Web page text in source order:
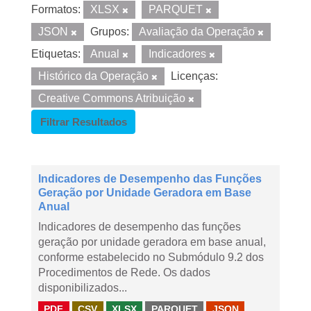
Formatos: XLSX
PARQUET
JSON
Grupos:
Avaliação da Operação
Etiquetas:
Anual
Indicadores
Histórico da Operação
Licenças:
Creative Commons Atribuição
Filtrar Resultados
Indicadores de Desempenho das Funções
Geração por Unidade Geradora em Base
Anual
Indicadores de desempenho das funções
geração por unidade geradora em base anual,
conforme estabelecido no Submódulo 9.2 dos
Procedimentos de Rede. Os dados
disponibilizados...